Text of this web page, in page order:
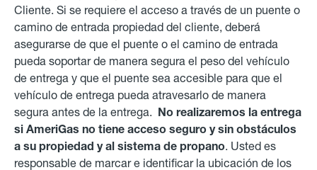
Cliente. Si se requiere el acceso a través de un puente o
camino de entrada propiedad del cliente, deberá
asegurarse de que el puente o el camino de entrada
pueda soportar de manera segura el peso del vehículo
de entrega y que el puente sea accesible para que el
vehículo de entrega pueda atravesarlo de manera
segura antes de la entrega. No realizaremos la entrega
si AmeriGas no tiene acceso seguro y sin obstáculos
a su propiedad y al sistema de propano. Usted es
responsable de marcar e identificar la ubicación de los